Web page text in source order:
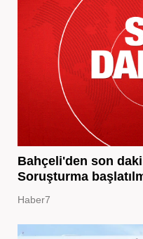
Bahçeli'den son
Soruşturma
Haber7